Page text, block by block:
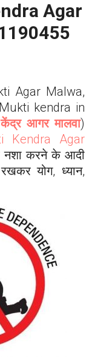
Agar
Agar Malwa,
kendra in
आगर मालवा)
Kendra Agar
नशा करने के आदी
योग, ध्यान,